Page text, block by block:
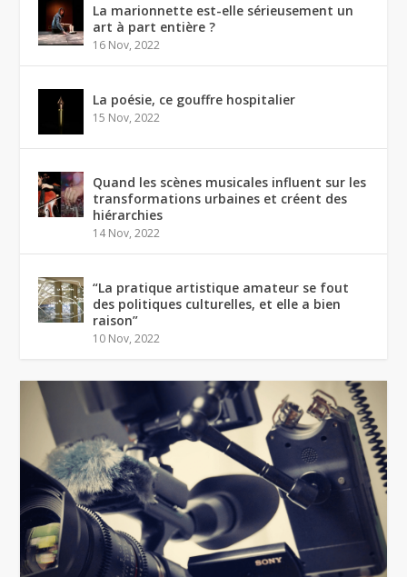
La marionnette est-elle sérieusement un
art à part entière ?
16 Nov, 2022
La poésie, ce gouffre hospitalier
15 Nov, 2022
Quand les scènes musicales influent sur les
transformations urbaines et créent des
hiérarchies
14 Nov, 2022
“La pratique artistique amateur se fout
des politiques culturelles, et elle a bien
raison”
10 Nov, 2022